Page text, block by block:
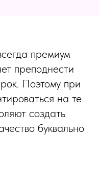
премиум
преподнести
Поэтому при
на те
создать
буквально